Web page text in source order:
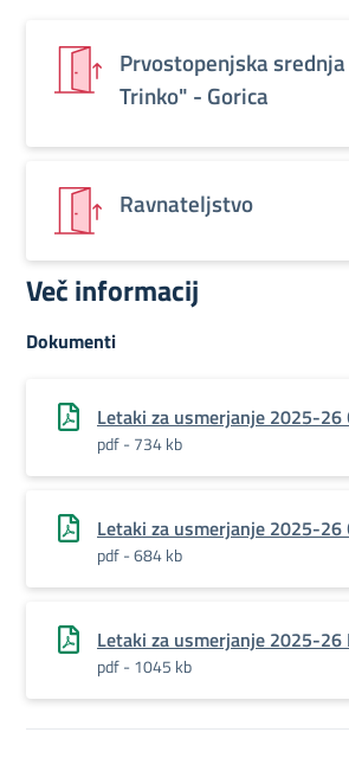
Prvostopenjska
Trinko" - Gorica
Ravnateljstvo
Več informacij
Dokumenti
Letaki za usmerjanje 2025-26
pdf - 734 kb
Letaki za usmerjanje 2025-26
pdf - 684 kb
Letaki za usmerjanje 2025-26
pdf - 1045 kb